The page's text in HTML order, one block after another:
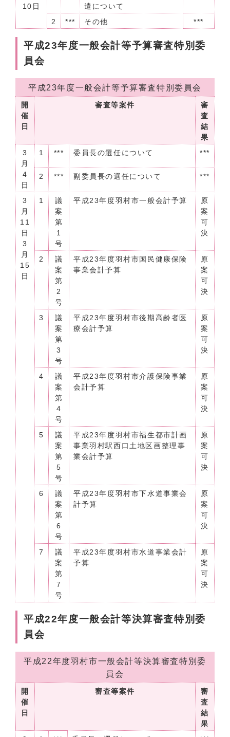
10日
遣について
2 *** その他 ***
平成23年度一般会計等予算審査特別委
員会
平成23年度一般会計等予算審査特別委員会
開
催
日
審査等案件
審
査
結
果
3
月
4
日
1 *** 委員長の選任について ***
2 *** 副委員長の選任について ***
3
月
11
日
3
月
15
日
1
議
案
第
1
号
平成23年度羽村市一般会計予算
原
案
可
決
2
議
案
第
2
号
平成23年度羽村市国民健康保険
事業会計予算
原
案
可
決
3
議
案
第
3
号
平成23年度羽村市後期高齢者医
療会計予算
原
案
可
決
4
議
案
第
4
号
平成23年度羽村市介護保険事業
会計予算
原
案
可
決
5
議
案
第
5
号
平成23年度羽村市福生都市計画
事業羽村駅西口土地区画整理事
業会計予算
原
案
可
決
6
議
案
第
6
号
平成23年度羽村市下水道事業会
計予算
原
案
可
決
7
議
案
第
7
号
平成23年度羽村市水道事業会計
予算
原
案
可
決
平成22年度一般会計等決算審査特別委
員会
平成22年度羽村市一般会計等決算審査特別委
員会
開
催
日
審査等案件
審
査
結
果